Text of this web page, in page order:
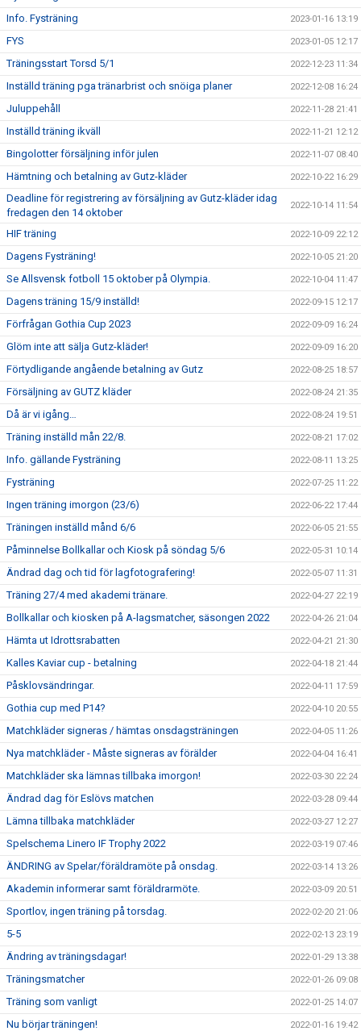
Info. Fysträning 2023-01-16 13:19
FYS 2023-01-05 12:17
Träningsstart Torsd 5/1 2022-12-23 11:34
Inställd träning pga tränarbrist och snöiga planer 2022-12-08 16:24
Juluppehåll 2022-11-28 21:41
Inställd träning ikväll 2022-11-21 12:12
Bingolotter försäljning inför julen 2022-11-07 08:40
Hämtning och betalning av Gutz-kläder 2022-10-22 16:29
Deadline för registrering av försäljning av Gutz-kläder idag
fredagen den 14 oktober
2022-10-14 11:54
HIF träning 2022-10-09 22:12
Dagens Fysträning! 2022-10-05 21:20
Se Allsvensk fotboll 15 oktober på Olympia. 2022-10-04 11:47
Dagens träning 15/9 inställd! 2022-09-15 12:17
Förfrågan Gothia Cup 2023 2022-09-09 16:24
Glöm inte att sälja Gutz-kläder! 2022-09-09 16:20
Förtydligande angående betalning av Gutz 2022-08-25 18:57
Försäljning av GUTZ kläder 2022-08-24 21:35
Då är vi igång… 2022-08-24 19:51
Träning inställd mån 22/8. 2022-08-21 17:02
Info. gällande Fysträning 2022-08-11 13:25
Fysträning 2022-07-25 11:22
Ingen träning imorgon (23/6) 2022-06-22 17:44
Träningen inställd månd 6/6 2022-06-05 21:55
Påminnelse Bollkallar och Kiosk på söndag 5/6 2022-05-31 10:14
Ändrad dag och tid för lagfotografering! 2022-05-07 11:31
Träning 27/4 med akademi tränare. 2022-04-27 22:19
Bollkallar och kiosken på A-lagsmatcher, säsongen 2022 2022-04-26 21:04
Hämta ut Idrottsrabatten 2022-04-21 21:30
Kalles Kaviar cup - betalning 2022-04-18 21:44
Påsklovsändringar. 2022-04-11 17:59
Gothia cup med P14? 2022-04-10 20:55
Matchkläder signeras / hämtas onsdagsträningen 2022-04-05 11:26
Nya matchkläder - Måste signeras av förälder 2022-04-04 16:41
Matchkläder ska lämnas tillbaka imorgon! 2022-03-30 22:24
Ändrad dag för Eslövs matchen 2022-03-28 09:44
Lämna tillbaka matchkläder 2022-03-27 12:27
Spelschema Linero IF Trophy 2022 2022-03-19 07:46
ÄNDRING av Spelar/föräldramöte på onsdag. 2022-03-14 13:26
Akademin informerar samt föräldrarmöte. 2022-03-09 20:51
Sportlov, ingen träning på torsdag. 2022-02-20 21:06
5-5 2022-02-13 23:19
Ändring av träningsdagar! 2022-01-29 13:38
Träningsmatcher 2022-01-26 09:08
Träning som vanligt 2022-01-25 14:07
Nu börjar träningen! 2022-01-16 19:42